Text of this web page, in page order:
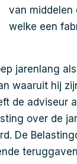
van middelen
welke een
jarenlang
waaruit hij
de adviseur
over de
De